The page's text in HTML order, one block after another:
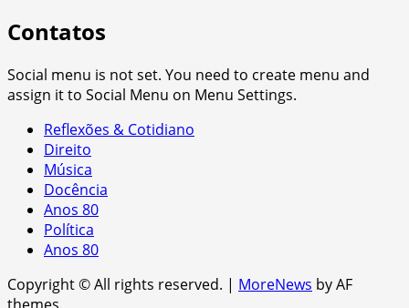
Contatos
Social menu is not set. You need to create menu and
assign it to Social Menu on Menu Settings.
Reflexões & Cotidiano
Direito
Música
Docência
Anos 80
Política
Anos 80
Copyright © All rights reserved. | MoreNews by AF